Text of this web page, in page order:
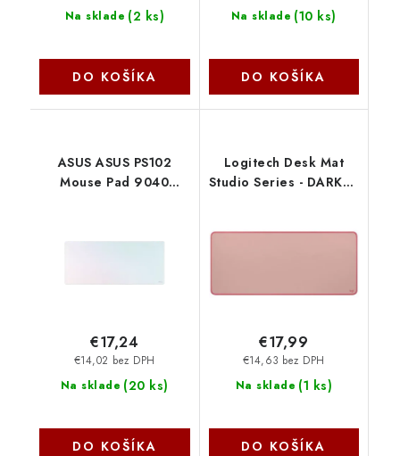
Na sklade (2 ks)
DO KOŠÍKA
Na sklade (10 ks)
DO KOŠÍKA
ASUS ASUS PS102
Mouse Pad 9040
Na sklade (20 ks)
€14,02 bez DPH
€17,24
DO KOŠÍKA
Logitech Desk Mat
Studio Series - DARKER
Na sklade (1 ks)
€14,63 bez DPH
€17,99
DO KOŠÍKA